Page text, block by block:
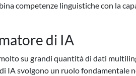
competenze linguistiche con la
di IA
su grandi quantità di dati
IA svolgono un ruolo fondamentale